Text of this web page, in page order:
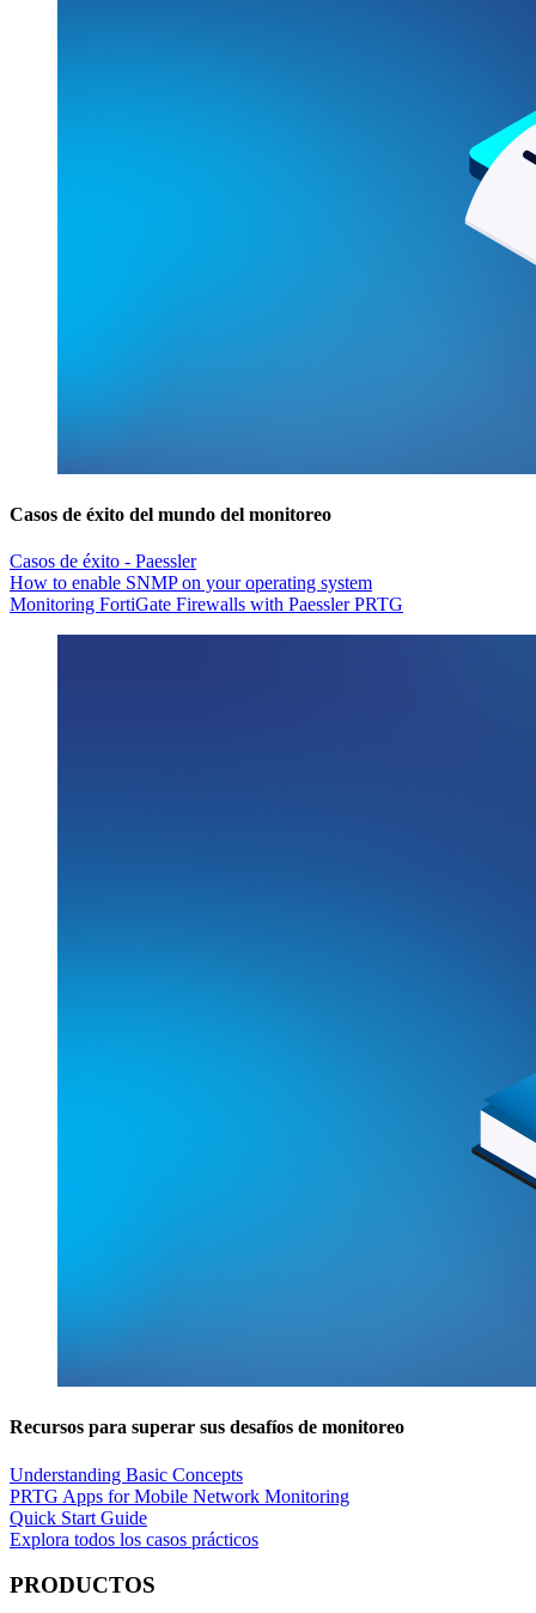
Casos de éxito del mundo del monitoreo
Casos de éxito - Paessler
How to enable SNMP on your operating system
Monitoring FortiGate Firewalls with Paessler PRTG
Recursos para superar sus desafíos de monitoreo
Understanding Basic Concepts
PRTG Apps for Mobile Network Monitoring
Quick Start Guide
Explora todos los casos prácticos
PRODUCTOS